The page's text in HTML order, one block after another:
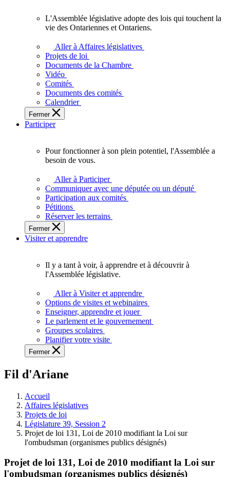
l'Ontario.
L'Assemblée
adopte
touchent
des
Ontariennes
et
L'Assemblée législative adopte des lois qui touchent la
vie des Ontariennes et Ontariens.
Aller à Affaires législatives
Projets de loi
Documents de la Chambre
Vidéo
Comités
Documents des comités
Calendrier
Fermer
Participer
plein
potentiel,
l'Assemblée
a
besoin
de
Pour fonctionner à son plein potentiel, l'Assemblée a
besoin de vous.
Aller à Participer
Communiquer avec une députée ou un député
Participation aux comités
Pétitions
Réserver les terrains
Fermer
Visiter et apprendre
voir,
apprendre
et
à
à
législative.
Il y a tant à voir, à apprendre et à découvrir à
l'Assemblée législative.
Aller à Visiter et apprendre
Options de visites et webinaires
Enseigner, apprendre et jouer
Le parlement et le gouvernement
Groupes scolaires
Planifier votre visite
Fermer
Fil d'Ariane
Accueil
Affaires législatives
Projets de loi
Législature 39, Session 2
Projet de loi 131, Loi de 2010 modifiant la Loi sur
l'ombudsman (organismes publics désignés)
Projet de loi 131, Loi de 2010 modifiant la Loi sur
l'ombudsman (organismes publics désignés)